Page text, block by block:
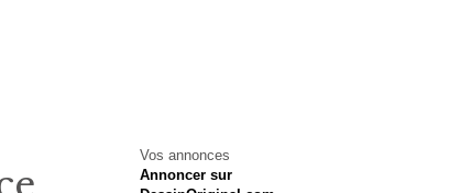
Vos annonces
Annoncer sur